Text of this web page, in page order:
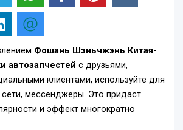
Фошань Шэньчжэнь Китая-
автозапчестей с друзьями,
клиентами, используйте для
мессенджеры. Это придаст
и эффект многократно